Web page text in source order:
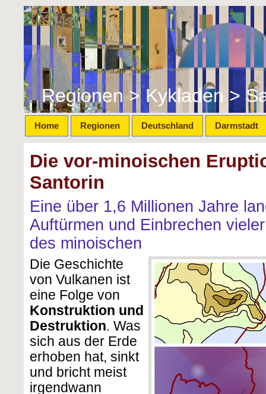
Regionen > Kykladen >
Home Regionen Deutschland Darmstadt
Die vor-minoischen
Santorin
Eine über 1,6 Millionen Jahre
Auftürmen und Einbrechen
des minoischen
Die Geschichte
von Vulkanen ist
eine Folge von
Kon­struk­tion und
Destruktion. Was
sich aus der Erde
erhoben hat, sinkt
und bricht meist
irgendwann